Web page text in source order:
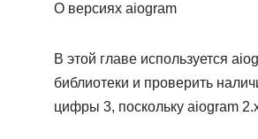
О версиях aiogram
В этой главе используется
библиотеки и проверить
цифры 3, поскольку aiogram